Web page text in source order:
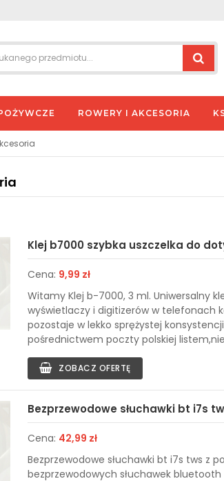
ROWERY I AKCESORIA
Klej b7000 szybka uszczelka do
Cena: 9,99 zł
Witamy Klej b-7000, 3 ml. Uniwersalny
wyświetlaczy i digitizerów w telefonach
pozostaje w lekko sprężystej
pośrednictwem poczty polskiej
ZOBACZ OFERTĘ
Bezprzewodowe słuchawki bt i7s
Cena: 42,99 zł
Bezprzewodowe słuchawki bt i7s tws z
bezprzewodowych słuchawek